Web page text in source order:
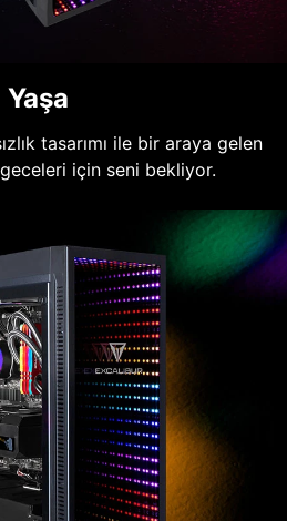
tasarımı ile bir araya gelen
için seni bekliyor.